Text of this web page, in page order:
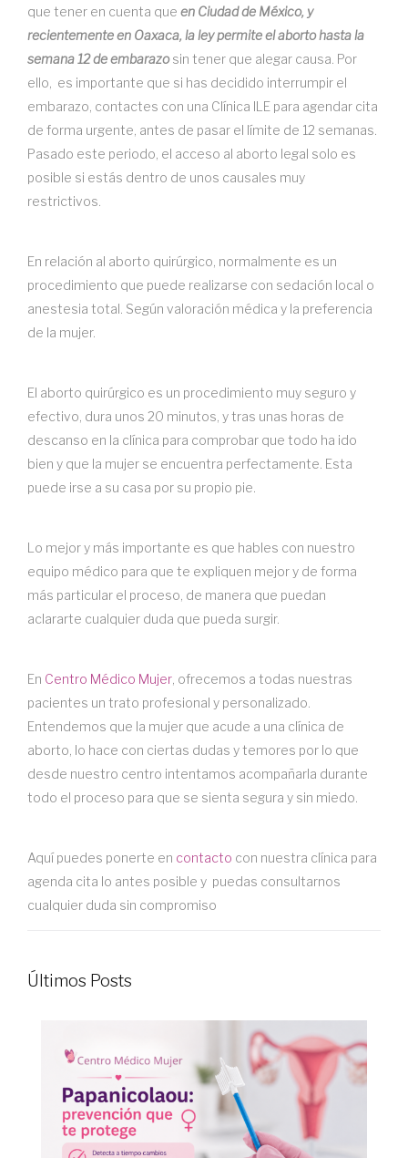
que tener en cuenta que en Ciudad de México, y
recientemente en Oaxaca, la ley permite el aborto hasta la
semana 12 de embarazosin tener que alegar causa. Por
ello, es importante que si has decidido interrumpir el
embarazo, contactes con una Clínica ILE para agendar cita
de forma urgente, antes de pasar el límite de 12 semanas.
Pasado este periodo, el acceso al aborto legal solo es
posible si estás dentro de unos causales muy
restrictivos.
En relación al aborto quirúrgico, normalmente es un
procedimiento que puede realizarse con sedación local o
anestesia total. Según valoración médica y la preferencia
de la mujer.
El aborto quirúrgico es un procedimiento muy seguro y
efectivo, dura unos 20 minutos, y tras unas horas de
descanso en la clínica para comprobar que todo ha ido
bien y que la mujer se encuentra perfectamente. Esta
puede irse a su casa por su propio pie.
Lo mejor y más importante es que hables con nuestro
equipo médico para que te expliquen mejor y de forma
más particular el proceso, de manera que puedan
aclararte cualquier duda que pueda surgir.
En Centro Médico Mujer , ofrecemos a todas nuestras
pacientes un trato profesional y personalizado.
Entendemos que la mujer que acude a una clínica de
aborto, lo hace con ciertas dudas y temores por lo que
desde nuestro centro intentamos acompañarla durante
todo el proceso para que se sienta segura y sin miedo.
Aquí puedes ponerte en contacto con nuestra clínica para
agenda cita lo antes posible y puedas consultarnos
cualquier duda sin compromiso
Últimos Posts